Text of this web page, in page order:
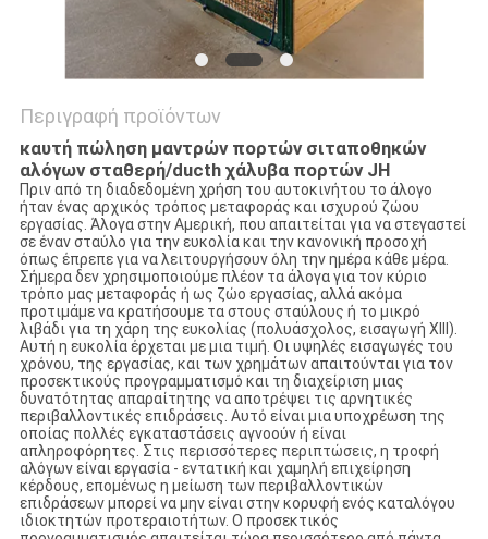
Περιγραφή προϊόντων
καυτή πώληση μαντρών πορτών σιταποθηκών
αλόγων σταθερή/ducth χάλυβα πορτών JH
Πριν από τη διαδεδομένη χρήση του αυτοκινήτου το άλογο
ήταν ένας αρχικός τρόπος μεταφοράς και ισχυρού ζώου
εργασίας. Άλογα στην Αμερική, που απαιτείται για να στεγαστεί
σε έναν σταύλο για την ευκολία και την κανονική προσοχή
όπως έπρεπε για να λειτουργήσουν όλη την ημέρα κάθε μέρα.
Σήμερα δεν χρησιμοποιούμε πλέον τα άλογα για τον κύριο
τρόπο μας μεταφοράς ή ως ζώο εργασίας, αλλά ακόμα
προτιμάμε να κρατήσουμε τα στους σταύλους ή το μικρό
λιβάδι για τη χάρη της ευκολίας (πολυάσχολος, εισαγωγή ΧΙΙΙ).
Αυτή η ευκολία έρχεται με μια τιμή. Οι υψηλές εισαγωγές του
χρόνου, της εργασίας, και των χρημάτων απαιτούνται για τον
προσεκτικούς προγραμματισμό και τη διαχείριση μιας
δυνατότητας απαραίτητης να αποτρέψει τις αρνητικές
περιβαλλοντικές επιδράσεις. Αυτό είναι μια υποχρέωση της
οποίας πολλές εγκαταστάσεις αγνοούν ή είναι
απληροφόρητες. Στις περισσότερες περιπτώσεις, η τροφή
αλόγων είναι εργασία - εντατική και χαμηλή επιχείρηση
κέρδους, επομένως η μείωση των περιβαλλοντικών
επιδράσεων μπορεί να μην είναι στην κορυφή ενός καταλόγου
ιδιοκτητών προτεραιοτήτων. Ο προσεκτικός